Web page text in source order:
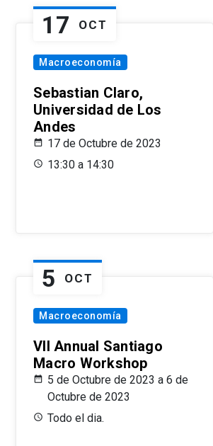
17 OCT
Macroeconomía
Sebastian Claro,
Universidad de Los
Andes
17 de Octubre de 2023
13:30 a 14:30
5 OCT
Macroeconomía
VII Annual Santiago
Macro Workshop
5 de Octubre de 2023 a 6 de
Octubre de 2023
Todo el dia.